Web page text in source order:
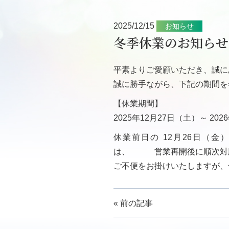
2025/12/15 お知らせ
冬季休業のお知らせ
平素よりご愛顧いただき、誠
誠に勝手ながら、下記の期間
【休業期間】
2025年12月27日（土）～
休業前日の 12月26日（金
は、 営業再開後に順次対
ご不便をお掛けいたしますが
« 前の記事